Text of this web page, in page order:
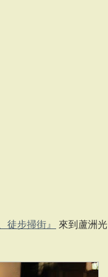
徒步掃街』
來到蘆洲光